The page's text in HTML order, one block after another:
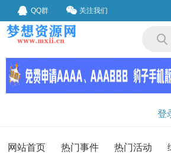
QQ群 关注我们
登
网站首页 热门事件 热门活动